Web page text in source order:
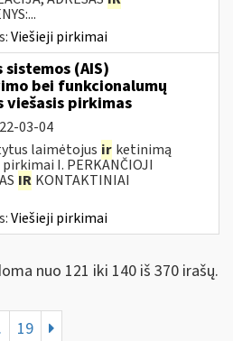
Viešieji pirkimai
(AIS)
bei funkcionalumų
viešasis pirkimas
03-04
laimėtojus ir ketinimą
I. PERKANČIOJI
IR KONTAKTINIAI
Viešieji pirkimai
nuo 121 iki 140 iš 370 irašų.
19